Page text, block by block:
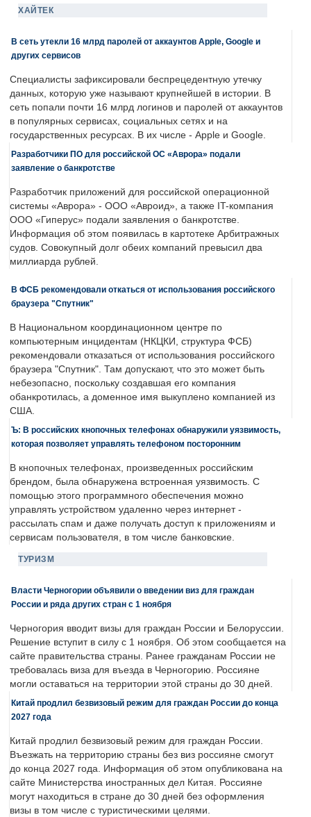
ХАЙТЕК
В сеть утекли 16 млрд паролей от аккаунтов Apple, Google и
других сервисов
Специалисты зафиксировали беспрецедентную утечку
данных, которую уже называют крупнейшей в истории. В
сеть попали почти 16 млрд логинов и паролей от аккаунтов
в популярных сервисах, социальных сетях и на
государственных ресурсах. В их числе - Apple и Google.
Разработчики ПО для российской ОС «Аврора» подали
заявление о банкротстве
Разработчик приложений для российской операционной
системы «Аврора» - ООО «Авроид», а также IT-компания
ООО «Гиперус» подали заявления о банкротстве.
Информация об этом появилась в картотеке Арбитражных
судов. Совокупный долг обеих компаний превысил два
миллиарда рублей.
В ФСБ рекомендовали откаться от использования российского
браузера "Спутник"
В Национальном координационном центре по
компьютерным инцидентам (НКЦКИ, структура ФСБ)
рекомендовали отказаться от использования российского
браузера "Спутник". Там допускают, что это может быть
небезопасно, поскольку создавшая его компания
обанкротилась, а доменное имя выкуплено компанией из
США.
Ъ: В российских кнопочных телефонах обнаружили уязвимость,
которая позволяет управлять телефоном посторонним
В кнопочных телефонах, произведенных российским
брендом, была обнаружена встроенная уязвимость. С
помощью этого программного обеспечения можно
управлять устройством удаленно через интернет -
рассылать спам и даже получать доступ к приложениям и
сервисам пользователя, в том числе банковские.
ТУРИЗМ
Власти Черногории объявили о введении виз для граждан
России и ряда других стран с 1 ноября
Черногория вводит визы для граждан России и Белоруссии.
Решение вступит в силу с 1 ноября. Об этом сообщается на
сайте правительства страны. Ранее гражданам России не
требовалась виза для въезда в Черногорию. Россияне
могли оставаться на территории этой страны до 30 дней.
Китай продлил безвизовый режим для граждан России до конца
2027 года
Китай продлил безвизовый режим для граждан России.
Въезжать на территорию страны без виз россияне смогут
до конца 2027 года. Информация об этом опубликована на
сайте Министерства иностранных дел Китая. Россияне
могут находиться в стране до 30 дней без оформления
визы в том числе с туристическими целями.